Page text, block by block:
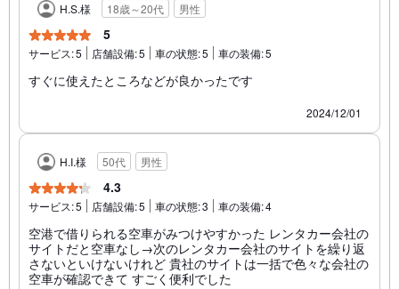
H.S.様 18歳～20代 男性
5
サービス:5 店舗設備:5 車の状態:5 車の装備:5
すぐに使えたところなどが良かったです
2024/12/01
H.I.様 50代 男性
4.3
サービス:5 店舗設備:5 車の状態:3 車の装備:4
空港で借りられる空車がみつけやすかった レンタカー会社の
サイトだと空車なし→次のレンタカー会社のサイトを繰り返
さないといけないけれど 貴社のサイトは一括で色々な会社の
空車が確認できて すごく便利でした